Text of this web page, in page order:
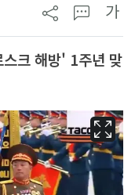
가
크 해방' 1주년 맞